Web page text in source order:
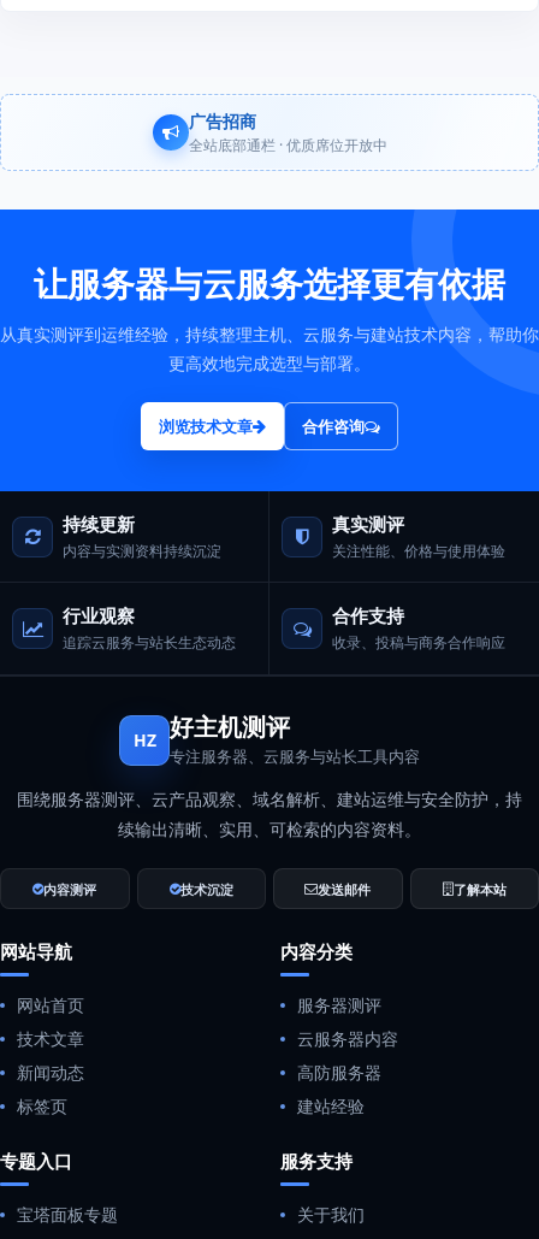
广告招商
全站底部通栏 · 优质席位开放中
让服务器与云服务选择更有依据
从真实测评到运维经验，持续整理主机、云服务与建站技术内容，帮助你
更高效地完成选型与部署。
浏览技术文章 合作咨询
持续更新
内容与实测资料持续沉淀
真实测评
关注性能、价格与使用体验
行业观察
追踪云服务与站长生态动态
合作支持
收录、投稿与商务合作响应
HZ 好主机测评
专注服务器、云服务与站长工具内容
围绕服务器测评、云产品观察、域名解析、建站运维与安全防护，持
续输出清晰、实用、可检索的内容资料。
内容测评 技术沉淀 发送邮件 了解本站
网站导航
网站首页
技术文章
新闻动态
标签页
内容分类
服务器测评
云服务器内容
高防服务器
建站经验
专题入口
宝塔面板专题
服务支持
关于我们